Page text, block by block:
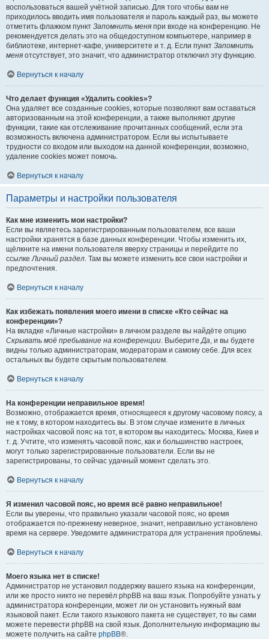
воспользоваться вашей учётной записью. Для того чтобы вам не
приходилось вводить имя пользователя и пароль каждый раз, вы можете
отметить флажком пункт Запомнить меня при входе на конференцию. Не
рекомендуется делать это на общедоступном компьютере, например в
библиотеке, интернет-кафе, университете и т. д. Если пункт Запомнить
меня отсутствует, это значит, что администратор отключил эту функцию.
Вернуться к началу
Что делает функция «Удалить cookies»?
Она удаляет все созданные cookies, которые позволяют вам оставаться
авторизованным на этой конференции, а также выполняют другие
функции, такие как отслеживание прочитанных сообщений, если эта
возможность включена администратором. Если вы испытываете
трудности со входом или выходом на данной конференции, возможно,
удаление cookies может помочь.
Вернуться к началу
Параметры и настройки пользователя
Как мне изменить мои настройки?
Если вы являетесь зарегистрированным пользователем, все ваши
настройки хранятся в базе данных конференции. Чтобы изменить их,
щёлкните на имени пользователя вверху страницы и перейдите по
ссылкеЛичный раздел. Там вы можете изменить все свои настройки и
предпочтения.
Вернуться к началу
Как избежать появления моего имени в списке «Кто сейчас на
конференции»?
На вкладке «Личные настройки» в личном разделе вы найдёте опцию
Скрывать моё пребывание на конференции. ВыберитеДа, и вы будете
видны только администраторам, модераторам и самому себе. Для всех
остальных вы будете скрытым пользователем.
Вернуться к началу
На конференции неправильное время!
Возможно, отображается время, относящееся к другому часовому поясу, а
не к тому, в котором находитесь вы. В этом случае измените в личных
настройках часовой пояс на тот, в котором вы находитесь: Москва, Киев и
т. д. Учтите, что изменять часовой пояс, как и большинство настроек,
могут только зарегистрированные пользователи. Если вы не
зарегистрированы, то сейчас удачный момент сделать это.
Вернуться к началу
Я изменил часовой пояс, но время всё равно неправильное!
Если вы уверены, что правильно указали часовой пояс, но время
отображается по-прежнему неверное, значит, неправильно установлено
время на сервере. Уведомите администратора для устранения проблемы.
Вернуться к началу
Моего языка нет в списке!
Администратор не установил поддержку вашего языка на конференции,
или же просто никто не перевёл phpBB на ваш язык. Попробуйте узнать у
администратора конференции, может ли он установить нужный вам
языковой пакет. Если такого языкового пакета не существует, то вы сами
можете перевести phpBB на свой язык. Дополнительную информацию вы
можете получить на сайте phpBB®.